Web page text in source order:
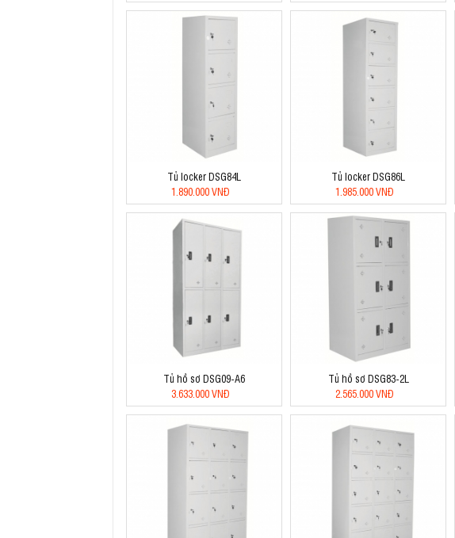
Tủ locker DSG84L
1.890.000 VNĐ
Tủ locker DSG86L
1.985.000 VNĐ
Tủ hồ sơ DSG09-A6
3.633.000 VNĐ
Tủ hồ sơ DSG83-2L
2.565.000 VNĐ